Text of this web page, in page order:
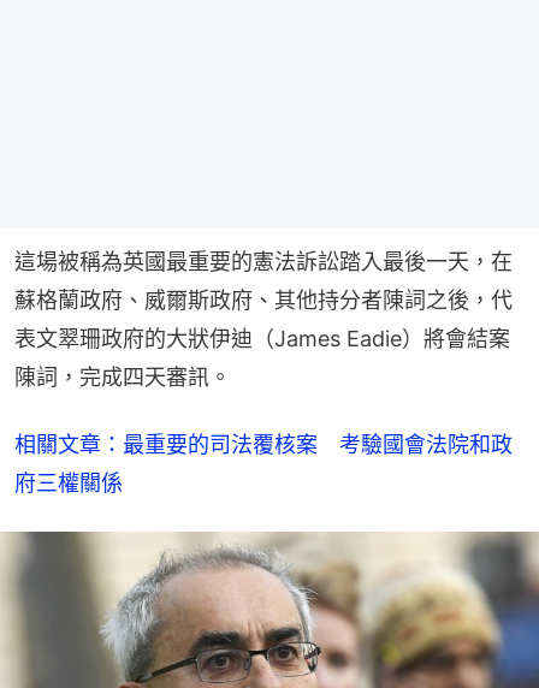
這場被稱為英國最重要的憲法訴訟踏入最後一天，在
蘇格蘭政府、威爾斯政府、其他持分者陳詞之後，代
表文翠珊政府的大狀伊迪（James Eadie）將會結案
陳詞，完成四天審訊。
相關文章：最重要的司法覆核案　考驗國會法院和政
府三權關係